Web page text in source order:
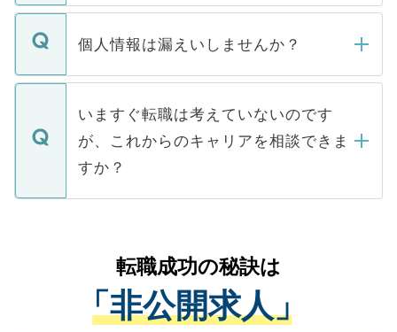
ません。
■応募殺到を避けるため 人気のある医療機
関を公にしてしまうと、応募が殺到する場
に、医療機関が求める条件に合った人材の
みを人材紹介会社に依頼するケースが増え
ています。
転職・入職を強要することは一切ありませ
ん。また、仮に応募先から内定をいただい
定を承諾する必要はありません。内定先へ
の辞退の連絡はキャリアパートナーが行い
個人情報は漏えいしませんか？
個人情報が漏えいすることはありませんの
で、ご安心ください。当サイトからの登録
などで収集したご登録者様の個人情報は、
ご本人のキャリアアップおよび転職活動の
支援を目的に使用いたします。お預かりし
ているすべての個人データはご本人の許可
は、個人情報の取り扱いについての厳密な
管理基準を満たした事業者のみに付与され
る、プライバシーマークを取得済みです。
いますぐ転職は考えていないのです
が、これからのキャリアを相談できま
すか？
かがいして、現在の医療機関の状況や紹介
経験をまじえながら、適切なアドバイスを
させていただきます。すぐにご転職をされ
ない方には、長期的なサポートが可能です
転職成功の秘訣は
「非公開求人」